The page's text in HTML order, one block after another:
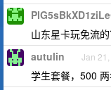
山东星卡玩免流的
autulin Jan
学生套餐，500